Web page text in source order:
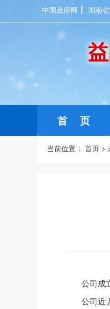
中国政府网 湖南
首 页
当前位置： 首页 >
公司成立
公司近几